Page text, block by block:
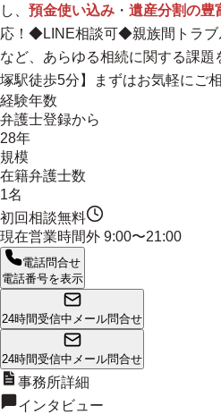
し、 預金使い込み ・ 遺産分割の豊
応！◆LINE相談可◆親族間トラ
など、あらゆる相続に関する課
塚駅徒歩5分】まずはお気軽にご
経験年数
弁護士登録から
28年
規模
在籍弁護士数
1名
初回相談無料
現在営業時間外 9:00〜21:00
電話問合せ
電話番号を表示
24時間受信中 メール問合せ
24時間受信中 メール問合せ
事務所詳細
インタビュー